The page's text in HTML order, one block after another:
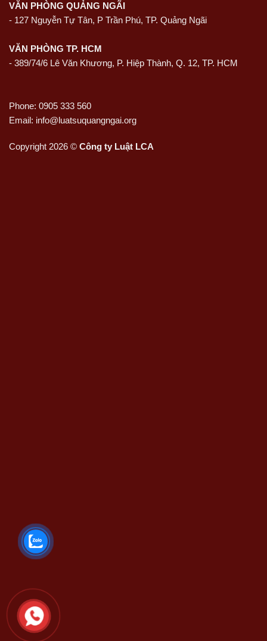
VĂN PHÒNG QUẢNG NGÃI
- 127 Nguyễn Tự Tân, P Trần Phú, TP. Quảng Ngãi
VĂN PHÒNG TP. HCM
- 389/74/6 Lê Văn Khương, P. Hiệp Thành, Q. 12, TP. HCM
Phone: 0905 333 560
Email: info@luatsuquangngai.org
Copyright 2026 © Công ty Luật LCA